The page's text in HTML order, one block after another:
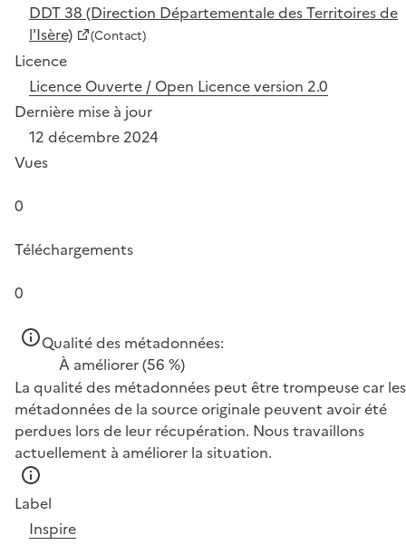
DDT 38 (Direction Départementale des Territoires de
l'Isère)
(Contact)
Licence
Licence Ouverte / Open Licence version 2.0
Dernière mise à jour
12 décembre 2024
Vues
0
Téléchargements
0
Qualité des métadonnées:
À améliorer(56 %)
La qualité des métadonnées peut être trompeuse car les
métadonnées de la source originale peuvent avoir été
perdues lors de leur récupération. Nous travaillons
actuellement à améliorer la situation.
Label
Inspire